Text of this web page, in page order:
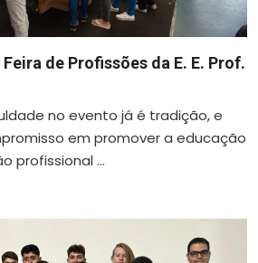
de Profissões da E. E. Prof.
no evento já é tradição, e
em promover a educação
profissional ...